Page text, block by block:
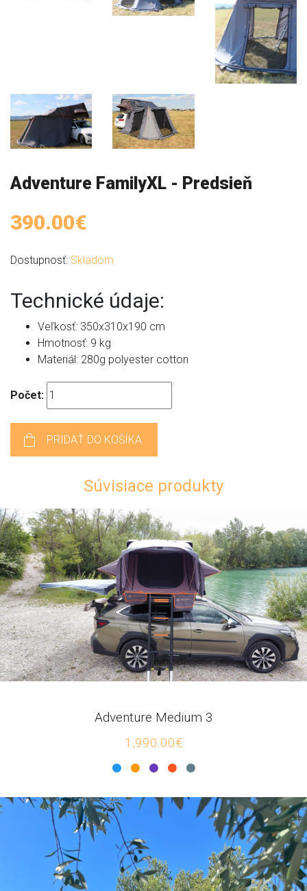
Adventure FamilyXL - Predsieň
390.00€
Dostupnosť: Skladom
Technické údaje:
Veľkosť: 350x310x190 cm
Hmotnosť: 9 kg
Materiál: 280g polyester cotton
Počet:
PRIDAŤ DO KOŠÍKA
Súvisiace produkty
Adventure Medium 3
1,990.00€